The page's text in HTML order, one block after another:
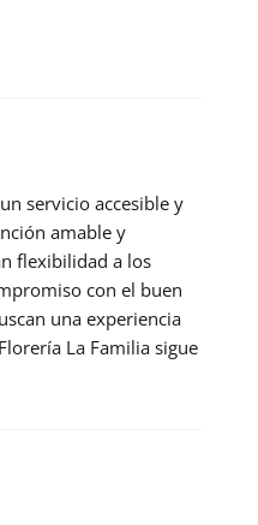
servicio accesible y
amable y
flexibilidad a los
con el buen
una experiencia
La Familia sigue